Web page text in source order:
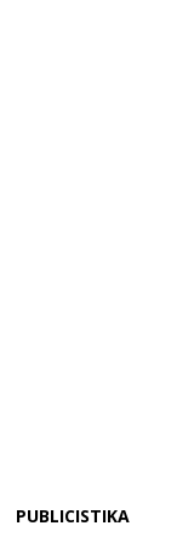
PUBLICISTIKA